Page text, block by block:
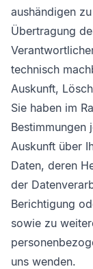
aushändigen
Übertragung
technisch
Auskunft,
Sie haben im
Bestimmungen
Auskunft über
Daten, deren
der
Berichtigung
sowie zu
uns wenden.